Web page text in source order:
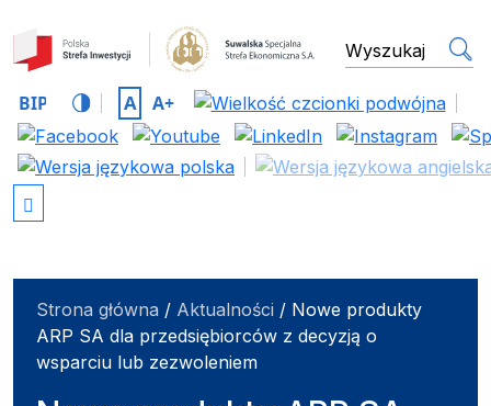
Suwalska Specjalnawyszukiwarka
Strona główna / Aktualności / Nowe produkty
ARP SA dla przedsiębiorców z decyzją o
wsparciu lub zezwoleniem